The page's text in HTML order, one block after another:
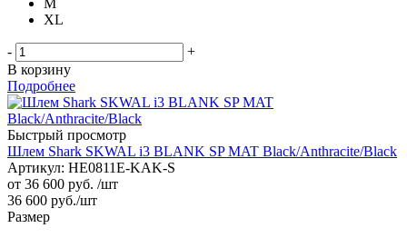
XL
-
+
В корзину
Подробнее
Быстрый просмотр
Шлем Shark SKWAL i3 BLANK SP MAT Black/Anthracite/Black
Артикул: HE0811E-KAK-S
от 36 600 руб. /шт
36 600 руб./шт
Размер